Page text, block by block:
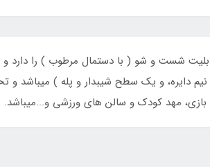
بوده و ابعاد سازه فومی جداگانه در تصویر قابل مشاهده هستش و مناسب رده سنی بالای 1 سال قابلیت شست و شو ( با دستمال
فوم سخت و جنس روکش از فوم یا چرم مصنوعی میباشد و-شامل 7 تکه ( 1 مکعب مستطیل، استوانه، 4 تا نیم دایره، و یک سطح شیبدار و